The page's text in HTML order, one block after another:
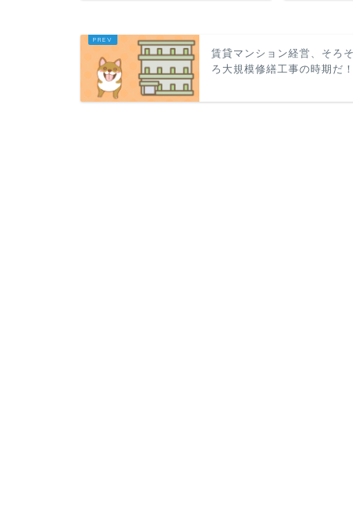
賃貸マンション経営、そろ
ろ大規模修繕工事の時期だ